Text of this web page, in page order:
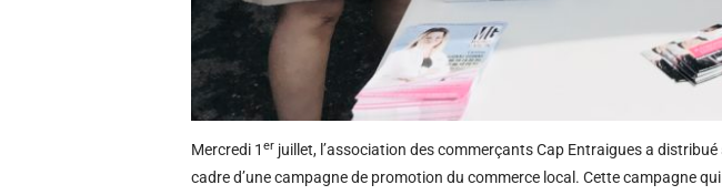
Mercredi 1 er juillet, l’association des commerçants Cap Entraigues a
cadre d’une campagne de promotion du commerce local. Cette campagne